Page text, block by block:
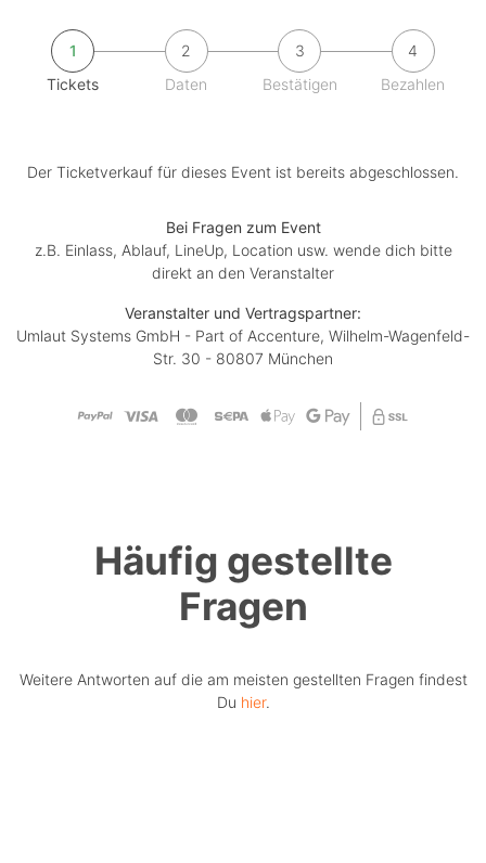
1
Tickets
2
Daten
3
Bestätigen
4
Bezahlen
Der Ticketverkauf für dieses Event ist bereits abgeschlossen.
Bei Fragen zum Event
z.B. Einlass, Ablauf, LineUp, Location usw. wende dich bitte
direkt an den Veranstalter
Veranstalter und Vertragspartner:
Umlaut Systems GmbH - Part of Accenture, Wilhelm-Wagenfeld-
Str. 30 - 80807 München
Häufig gestellte
Fragen
Weitere Antworten auf die am meisten gestellten Fragen findest
Du hier.